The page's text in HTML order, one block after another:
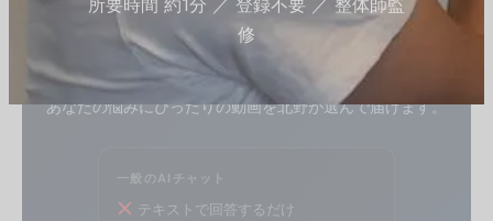
所要時間 約1分 ／ 登録不要 ／ 整体師監
修
テキストで答えるだけのAIとは違います。
整体師20年分の知識と1,500本以上の動画ライブラリか
ら、
あなたの悩みにぴったりの動画を北野が選んで届けます。
一般のAIチャット
テキストで回答するだけ